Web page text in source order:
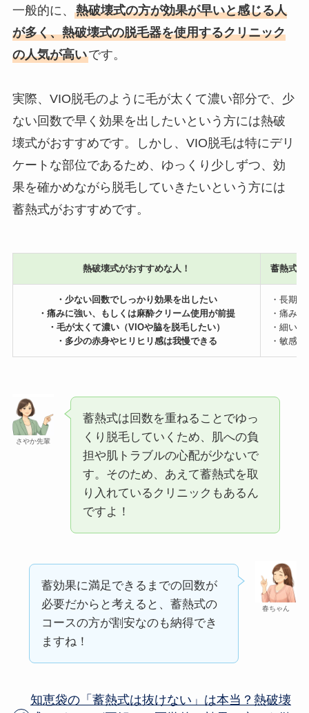
一般的に、 熱破壊式の方が効果が早いと感じる人
が多く、熱破壊式の脱毛器を使用するクリニック
の人気が高いです。
実際、VIO脱毛のように毛が太くて濃い部分で、少
ない回数で早く効果を出したいという方には熱破
壊式がおすすめです。しかし、VIO脱毛は特にデリ
ケートな部位であるため、ゆっくり少しずつ、効
果を確かめながら脱毛していきたいという方には
蓄熱式がおすすめです。
熱破壊式がおすすめな人！ 蓄熱式が
・少ない回数でしっかり効果を出したい
・痛みに強い、もしくは麻酔クリーム使用が前提
・毛が太くて濃い（VIOや脇を脱毛したい）
・多少の赤身やヒリヒリ感は我慢できる
・長期
・痛み
・細い
・敏感
さやか先輩
蓄熱式は回数を重ねることでゆっ
くり脱毛していくため、肌への負
担や肌トラブルの心配が少ないで
す。そのため、あえて蓄熱式を取
り入れているクリニックもあるん
ですよ！
春ちゃん
蓄効果に満足できるまでの回数が
必要だからと考えると、蓄熱式の
コースの方が割安なのも納得でき
ますね！
知恵袋の「蓄熱式は抜けない」は本当？熱破壊